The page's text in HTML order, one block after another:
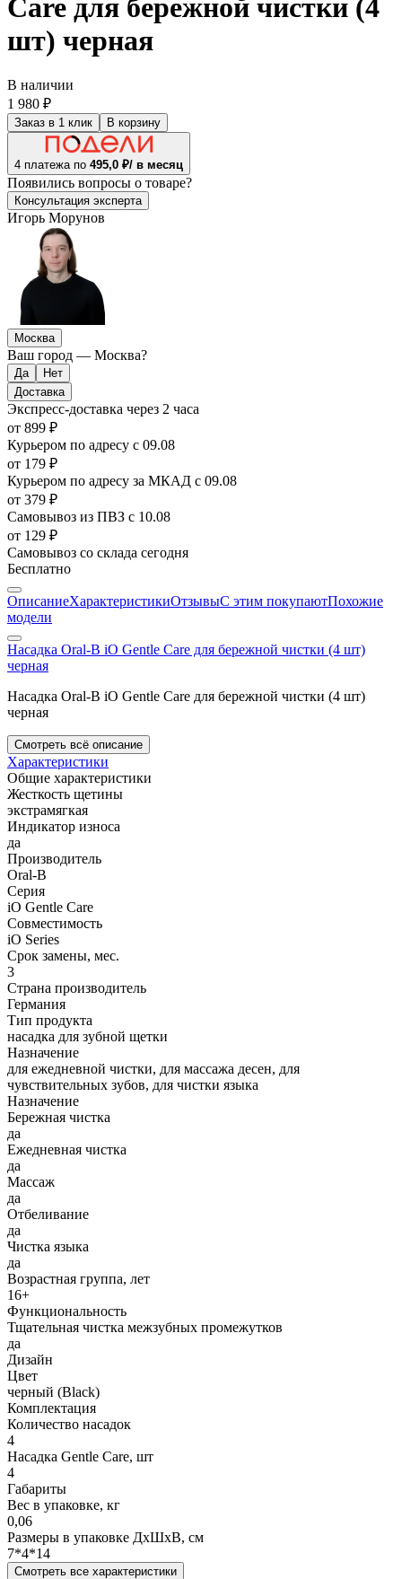
Care для бережной чистки (4
шт) черная
В наличии
1 980 ₽
Заказ в 1 клик В корзину
4 платежа по 495,0 ₽/ в месяц
Появились вопросы о товаре?
Консультация эксперта
Игорь Морунов
Москва
Ваш город — Москва?
Доставка
Экспресс-доставка через 2 часа
от 899 ₽
Курьером по адресу с 09.08
от 179 ₽
Курьером по адресу за МКАД с 09.08
от 379 ₽
Самовывоз из ПВЗ с 10.08
от 129 ₽
Самовывоз со склада сегодня
Бесплатно
ОписаниеХарактеристикиОтзывыС этим покупаютПохожие
модели
Насадка Oral-B iO Gentle Care для бережной чистки (4 шт)
черная
Насадка Oral-B iO Gentle Care для бережной чистки (4 шт)
черная
Смотреть всё описание
Характеристики
Общие характеристики
Жесткость щетины
экстрамягкая
Индикатор износа
да
Производитель
Oral-B
Серия
iO Gentle Care
Совместимость
iO Series
Срок замены, мес.
3
Страна производитель
Германия
Тип продукта
насадка для зубной щетки
Назначение
для ежедневной чистки, для массажа десен, для
чувствительных зубов, для чистки языка
Назначение
Бережная чистка
да
Ежедневная чистка
да
Массаж
да
Отбеливание
да
Чистка языка
да
Возрастная группа, лет
16+
Функциональность
Тщательная чистка межзубных промежутков
да
Дизайн
Цвет
черный (Black)
Комплектация
Количество насадок
4
Насадка Gentle Care, шт
4
Габариты
Вес в упаковке, кг
0,06
Размеры в упаковке ДxШxВ, см
7*4*14
Смотреть все характеристики